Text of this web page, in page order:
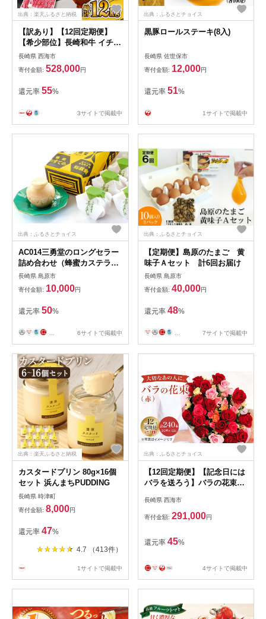
出典：楽天ふるさと納税
【訳あり】【12回定期便】
【希少部位】長崎和牛 イチボ
焼肉用 約1000g（500g×2）
赤身 ＜スーパーウエスト＞
長崎県 西海市
寄付金額: 528,000円
還元率 55%
3サイトで掲載中
出典：ふるさとチョイス
黒豚ロールステーキ(8入)
長崎県 佐世保市
寄付金額: 12,000円
還元率 51%
1サイトで掲載中
出典：ふるさとチョイス
AC014三勇堂のロングセラー
詰め合わせ（蜂蜜カステラと
茶壷しるこ詰め合わせ）
長崎県 島原市
寄付金額: 10,000円
還元率 50%
6サイトで掲載中
出典：ふるさとチョイス
【定期便】島原のたまご 黄
味子Ａセット 計6回お届け
長崎県 島原市
寄付金額: 40,000円
還元率 48%
7サイトで掲載中
出典：楽天ふるさと納税
カスタードプリン 80g×16個
セット 浜んまちPUDDING
長崎県 時津町
寄付金額: 8,000円
還元率 47%
4.7 （413件）
1サイトで掲載中
出典：ふるさとチョイス
【12回定期便】【記念日には
バラを送ろう】バラの花束
長崎県 西海市
寄付金額: 291,000円
還元率 45%
4サイトで掲載中